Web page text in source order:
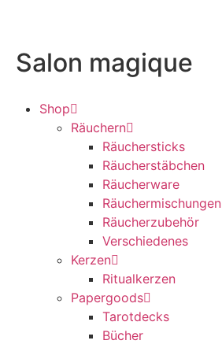
Salon magique
Shop
Räuchern
Räuchersticks
Räucherstäbchen
Räucherware
Räuchermischungen
Räucherzubehör
Verschiedenes
Kerzen
Ritualkerzen
Papergoods
Tarotdecks
Bücher